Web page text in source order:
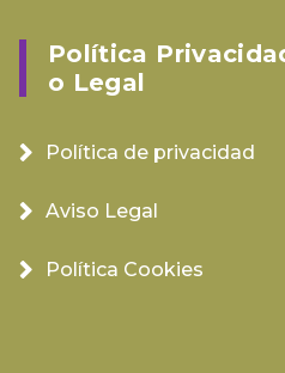
Política
O Legal
Política de privacidad
Aviso Legal
Política Cookies